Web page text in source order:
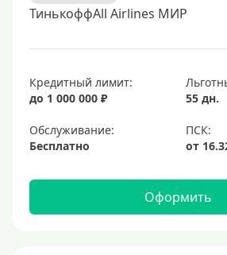
ТинькоффAll Airlines МИР
Кредитный лимит:
до 1 000 000 ₽
55 дн.
Обслуживание:
Бесплатно
Оформить